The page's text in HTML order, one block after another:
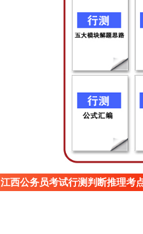
江西公务员考试行测判断推理考